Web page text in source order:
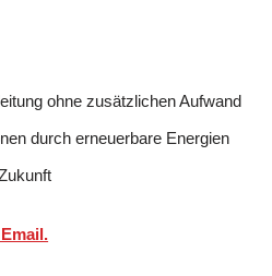
ohne zusätzlichen Aufwand
durch erneuerbare Energien